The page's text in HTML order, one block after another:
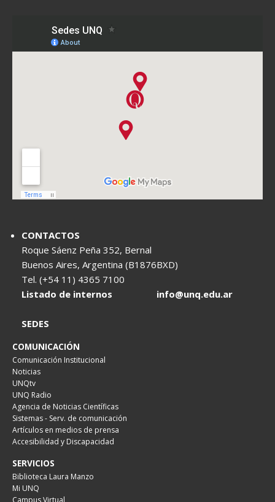
CONTACTOS
Roque Sáenz Peña 352, Bernal
Buenos Aires, Argentina (B1876BXD)
Tel. (+54 11) 4365 7100
Listado de internos
info@unq.edu.ar
SEDES
COMUNICACIÓN
Comunicación Institucional
Noticias
UNQtv
UNQ Radio
Agencia de Noticias Científicas
Sistemas - Serv. de comunicación
Artículos en medios de prensa
Accesibilidad y Discapacidad
SERVICIOS
Biblioteca Laura Manzo
Mi UNQ
Campus Virtual